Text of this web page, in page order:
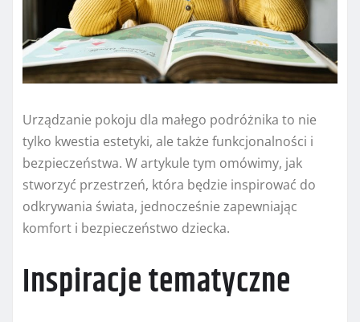
Urządzanie pokoju dla małego podróżnika to nie
tylko kwestia estetyki, ale także funkcjonalności i
bezpieczeństwa. W artykule tym omówimy, jak
stworzyć przestrzeń, która będzie inspirować do
odkrywania świata, jednocześnie zapewniając
komfort i bezpieczeństwo dziecka.
Inspiracje tematyczne